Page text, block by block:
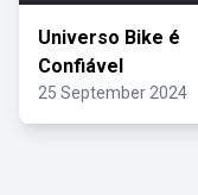
Universo Bike é
Confiável
25 September 2024